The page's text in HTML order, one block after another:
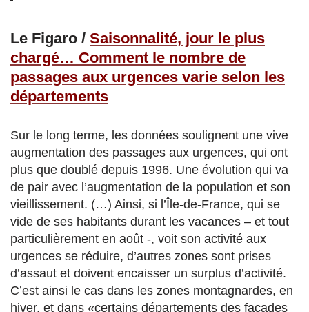
Le Figaro / Saisonnalité, jour le plus
chargé… Comment le nombre de
passages aux urgences varie selon les
départements
Sur le long terme, les données soulignent une vive
augmentation des passages aux urgences, qui ont
plus que doublé depuis 1996. Une évolution qui va
de pair avec l’augmentation de la population et son
vieillissement. (…) Ainsi, si l’Île-de-France, qui se
vide de ses habitants durant les vacances – et tout
particulièrement en août -, voit son activité aux
urgences se réduire, d’autres zones sont prises
d’assaut et doivent encaisser un surplus d’activité.
C’est ainsi le cas dans les zones montagnardes, en
hiver, et dans «certains départements des façades